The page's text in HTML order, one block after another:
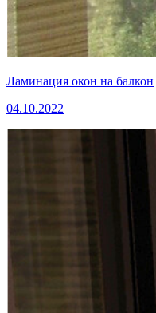
Ламинация окон на балкон
04.10.2022